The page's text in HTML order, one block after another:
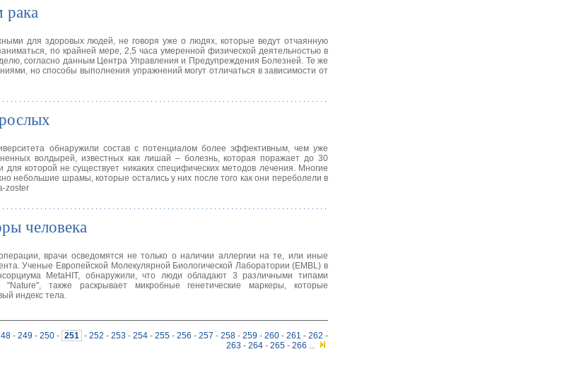
для здоровых людей, не говоря уже о людях, которые ведут отчаянную
по крайней мере, 2,5 часа умеренной физической деятельностью в
согласно данным Центра Управления и Предупреждения Болезней. Те же
но способы выполнения упражнений могут отличаться в зависимости от
обнаружили состав с потенциалом более эффективным, чем уже
волдырей, известных как лишай – болезнь, которая поражает до 30
которой не существует никаких специфических методов лечения. Многие
небольшие шрамы, которые остались у них после того как они переболели в
zoster
человека
врачи осведомятся не только о наличии аллергии на те, или иные
Ученые Европейской Молекулярной Биологической Лаборатории (EMBL) в
MetaHIT, обнаружили, что люди обладают 3 различными типами
также раскрывает микробные генетические маркеры, которые
индекс тела.
- 249 - 250 - 251 - 252 - 253 - 254 - 255 - 256 - 257 - 258 - 259 - 260 - 261 - 262 -
263 - 264 - 265 - 266 ...